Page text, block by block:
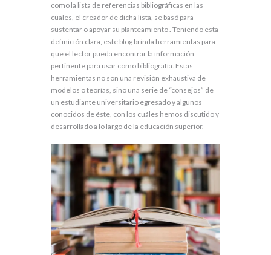
como la lista de referencias bibliográficas en las
cuales, el creador de dicha lista, se basó para
sustentar o apoyar su planteamiento . Teniendo esta
definición clara, este blog brinda herramientas para
que el lector pueda encontrar la información
pertinente para usar como bibliografía. Estas
herramientas no son una revisión exhaustiva de
modelos o teorías, sino una serie de “consejos” de
un estudiante universitario egresado y algunos
conocidos de éste, con los cuáles hemos discutido y
desarrollado a lo largo de la educación superior.